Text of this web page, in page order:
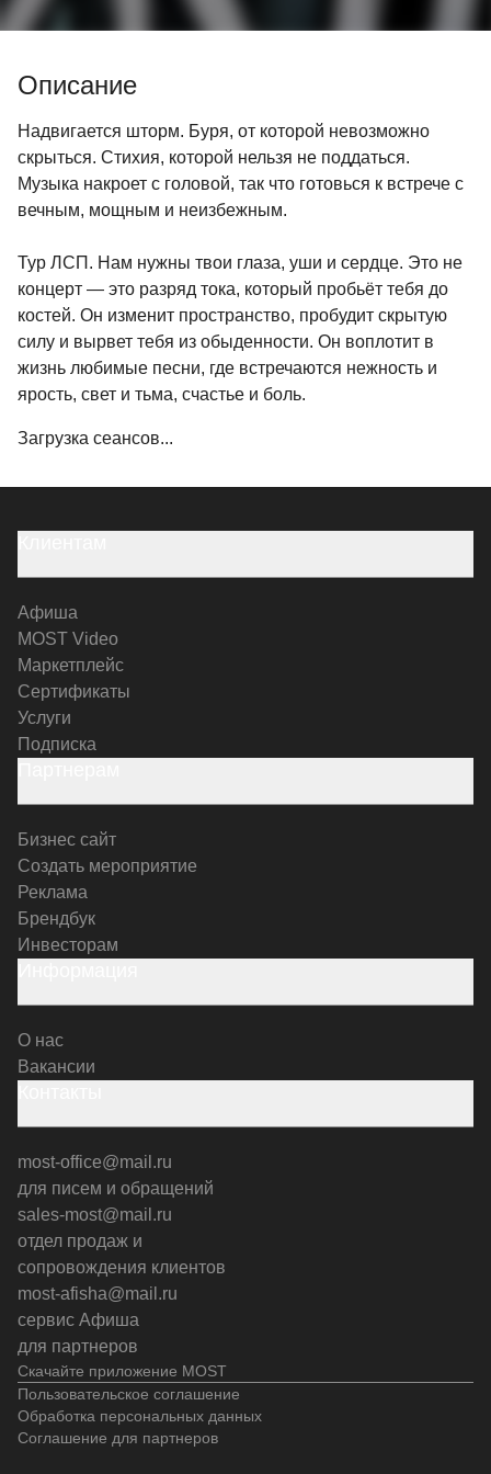
Описание
Надвигается шторм. Буря, от которой невозможно
скрыться. Стихия, которой нельзя не поддаться.
Музыка накроет с головой, так что готовься к встрече с
вечным, мощным и неизбежным.
Тур ЛСП. Нам нужны твои глаза, уши и сердце. Это не
концерт — это разряд тока, который пробьёт тебя до
костей. Он изменит пространство, пробудит скрытую
силу и вырвет тебя из обыденности. Он воплотит в
жизнь любимые песни, где встречаются нежность и
ярость, свет и тьма, счастье и боль.
Загрузка сеансов...
Скачайте приложение MOST
Афиша
MOST Video
Маркетплейс
Сертификаты
Услуги
Подписка
Бизнес сайт
Создать мероприятие
Реклама
Брендбук
Инвесторам
О нас
Вакансии
most-office@mail.ru
для писем и обращений
sales-most@mail.ru
отдел продаж и
сопровождения клиентов
most-afisha@mail.ru
сервис Афиша
для партнеров
Пользовательское соглашение
Обработка персональных данных
Соглашение для партнеров